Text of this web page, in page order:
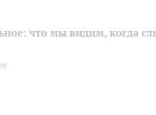
что мы видим, когда